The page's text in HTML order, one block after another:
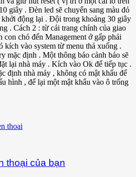
giây . Đèn led sẽ chuyển sang màu đỏ
khởi động lại . Đội trong khoảng 30 giây
. Cách 2 : từ cái trang chính của giao
con chó đến Management ở gấp phải
kích vào system từ menu thả xuống .
mặc định . Một thông báo cảnh báo sẽ
lại nhà máy . Kích vào Ok để tiếp tục .
định nhà máy , không có mật khẩu để
hình , để lại một mật khẩu vào ô trống
thoại của bạn